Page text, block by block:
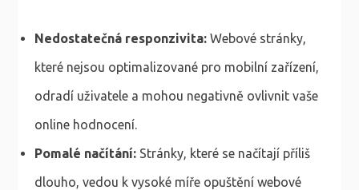
Nedostatečná responzivita:Webové stránky,
které nejsou optimalizované pro mobilní zařízení,
odradí uživatele a mohou negativně ovlivnit vaše
online hodnocení.
Pomalé načítání:Stránky, které se načítají příliš
dlouho, vedou k vysoké míře opuštění webové